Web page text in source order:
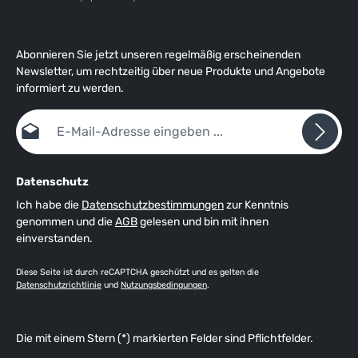
Abonnieren Sie jetzt unseren regelmäßig erscheinenden
Newsletter, um rechtzeitig über neue Produkte und Angebote
informiert zu werden.
E-Mail-Adresse*
Datenschutz
Ich habe die Datenschutzbestimmungenzur Kenntnis
genommen und dieAGBgelesen und bin mit ihnen
einverstanden.
Diese Seite ist durch reCAPTCHA geschützt und es gelten die
Datenschutzrichtlinie und Nutzungsbedingungen.
Die mit einem Stern (*) markierten Felder sind Pflichtfelder.